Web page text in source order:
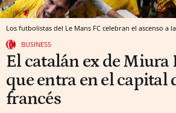
Los futbolistas del Le Mans FC celebran el ascenso a
BUSINESS
El catalán ex de Miura
que entra en el capital
francés